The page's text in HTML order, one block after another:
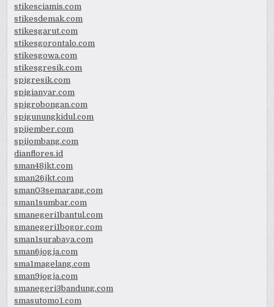
stikesciamis.com
stikesdemak.com
stikesgarut.com
stikesgorontalo.com
stikesgowa.com
stikesgresik.com
spigresik.com
spigianyar.com
spigrobongan.com
spigunungkidul.com
spijember.com
spijombang.com
dianflores.id
sman48jkt.com
sman26jkt.com
sman03semarang.com
sman1sumbar.com
smanegeri1bantul.com
smanegeri1bogor.com
sman1surabaya.com
sman6jogja.com
sma1magelang.com
sman9jogja.com
smanegeri3bandung.com
smasutomo1.com